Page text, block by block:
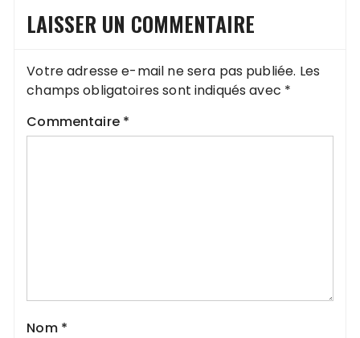
LAISSER UN COMMENTAIRE
Votre adresse e-mail ne sera pas publiée. Les
champs obligatoires sont indiqués avec *
Commentaire *
Nom *